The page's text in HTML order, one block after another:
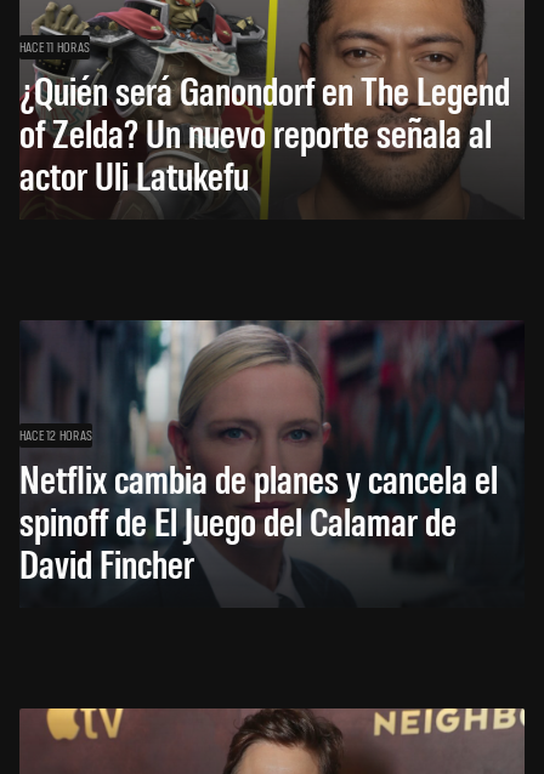
HACE 11 HORAS
¿Quién será Ganondorf en The Legend
of Zelda? Un nuevo reporte señala al
actor Uli Latukefu
HACE 12 HORAS
Netflix cambia de planes y cancela el
spinoff de El Juego del Calamar de
David Fincher